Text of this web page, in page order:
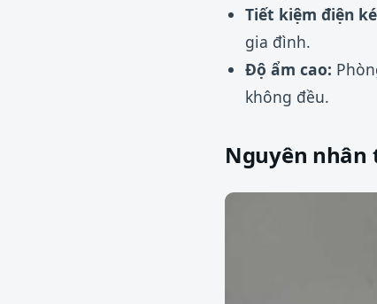
Tiết kiệm điện
gia đình.
Độ ẩm cao:
không đều.
Nguyên nhân